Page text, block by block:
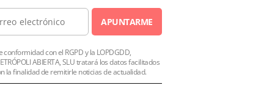
APUNTARME
conformidad con el RGPD y la LOPDGDD,
ABIERTA, SLU tratará los datos facilitados
la finalidad de remitirle noticias de actualidad.